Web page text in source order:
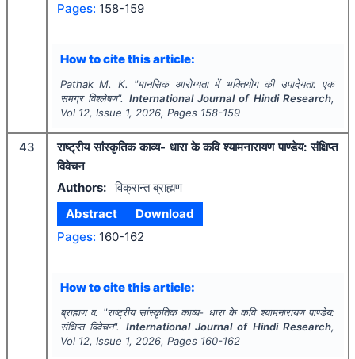
Pages: 158-159
How to cite this article:
Pathak M. K. "मानसिक आरोग्यता में भक्तियोग की उपादेयता: एक
समग्र विश्लेषण". International Journal of Hindi Research,
Vol 12, Issue 1, 2026, Pages 158-159
43
राष्ट्रीय सांस्कृतिक काव्य- धारा के कवि श्यामनारायण पाण्डेय: संक्षिप्त
विवेचन
Authors: विक्रान्त ब्राह्मण
Abstract
Download
Pages: 160-162
How to cite this article:
ब्राह्मण व. "राष्ट्रीय सांस्कृतिक काव्य- धारा के कवि श्यामनारायण पाण्डेय:
संक्षिप्त विवेचन". International Journal of Hindi Research,
Vol 12, Issue 1, 2026, Pages 160-162